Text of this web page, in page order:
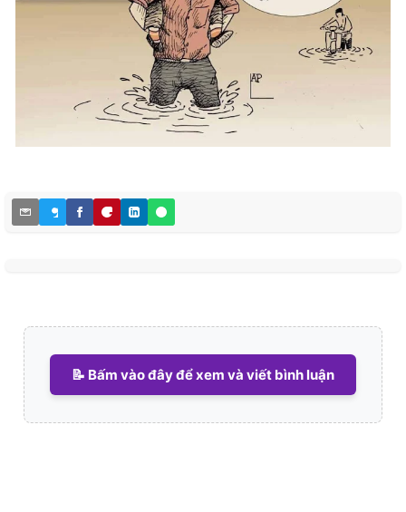
📝 Bấm vào đây để xem và viết bình luận